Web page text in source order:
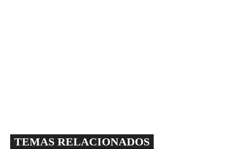
TEMAS RELACIONADOS